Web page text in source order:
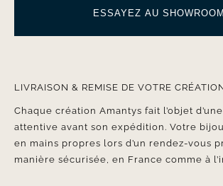
ESSAYEZ AU SHOWROOM
LIVRAISON & REMISE DE VOTRE
Chaque création Amantys fait l’objet
attentive avant son expédition. Votre
en mains propres lors d’un rendez-vous
manière sécurisée, en France comme à